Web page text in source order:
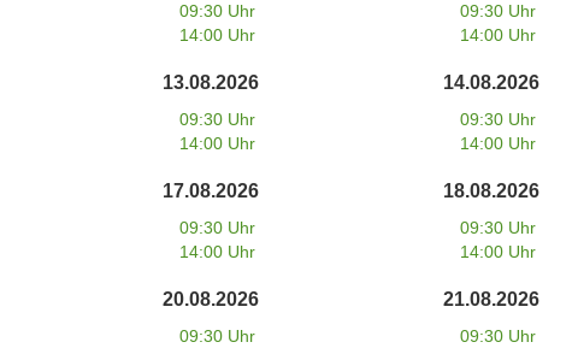
09:30 Uhr
14:00 Uhr
09:30 Uhr
14:00 Uhr
13.08.2026
09:30 Uhr
14:00 Uhr
14.08.2026
09:30 Uhr
14:00 Uhr
17.08.2026
09:30 Uhr
14:00 Uhr
18.08.2026
09:30 Uhr
14:00 Uhr
20.08.2026
09:30 Uhr
21.08.2026
09:30 Uhr